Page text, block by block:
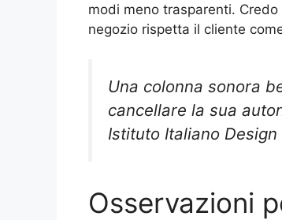
modi meno trasparenti.
negozio rispetta il cliente
Una colonna sonora
cancellare la sua
Istituto Italiano Design
Osservazioni